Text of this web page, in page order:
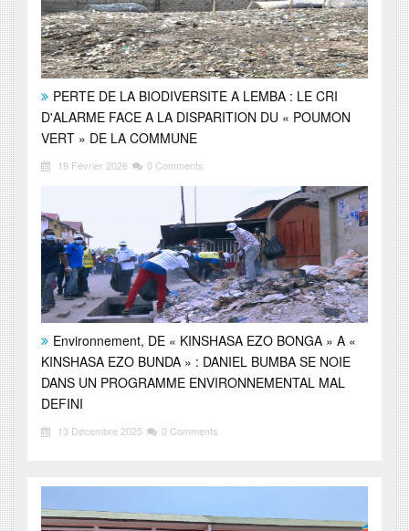
PERTE DE LA BIODIVERSITE A LEMBA : LE CRI
D'ALARME FACE A LA DISPARITION DU « POUMON
VERT » DE LA COMMUNE
19 Février 2026 0 Comments
Environnement, DE « KINSHASA EZO BONGA » A «
KINSHASA EZO BUNDA » : DANIEL BUMBA SE NOIE
DANS UN PROGRAMME ENVIRONNEMENTAL MAL
DEFINI
13 Décembre 2025 0 Comments